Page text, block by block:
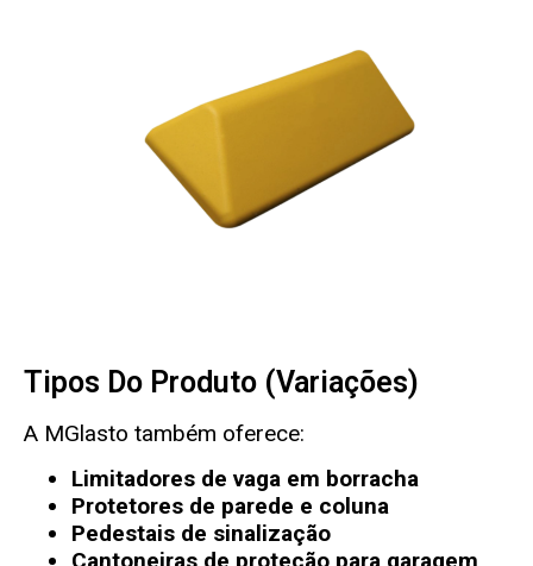
Tipos Do Produto (variações)
A MGlasto também oferece:
Limitadores de vaga em borracha
Protetores de parede e coluna
Pedestais de sinalização
Cantoneiras de proteção para garagem